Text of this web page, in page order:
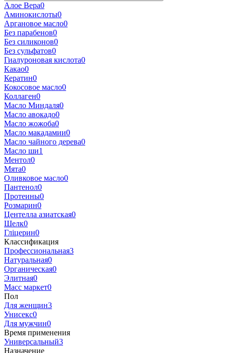
Алое Вера0
Аминокислоты0
Аргановое масло0
Без парабенов0
Без силиконов0
Без сульфатов0
Гиалуроновая кислота0
Какао0
Кератин0
Кокосовое масло0
Коллаген0
Масло Миндаля0
Масло авокадо0
Масло жожоба0
Масло макадамии0
Масло чайного дерева0
Масло ши1
Ментол0
Мята0
Оливковое масло0
Пантенол0
Протеины0
Розмарин0
Центелла азиатская0
Шелк0
Гліцерин0
Классификация
Профессиональная3
Натуральная0
Органическая0
Элитная0
Масс маркет0
Пол
Для женщин3
Унисекс0
Для мужчин0
Время применения
Универсальный3
Назначение